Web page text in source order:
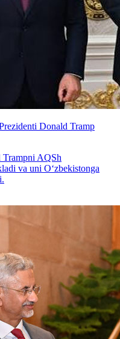
Donald Tramp
Trampni AQSh
va uni O‘zbekistonga